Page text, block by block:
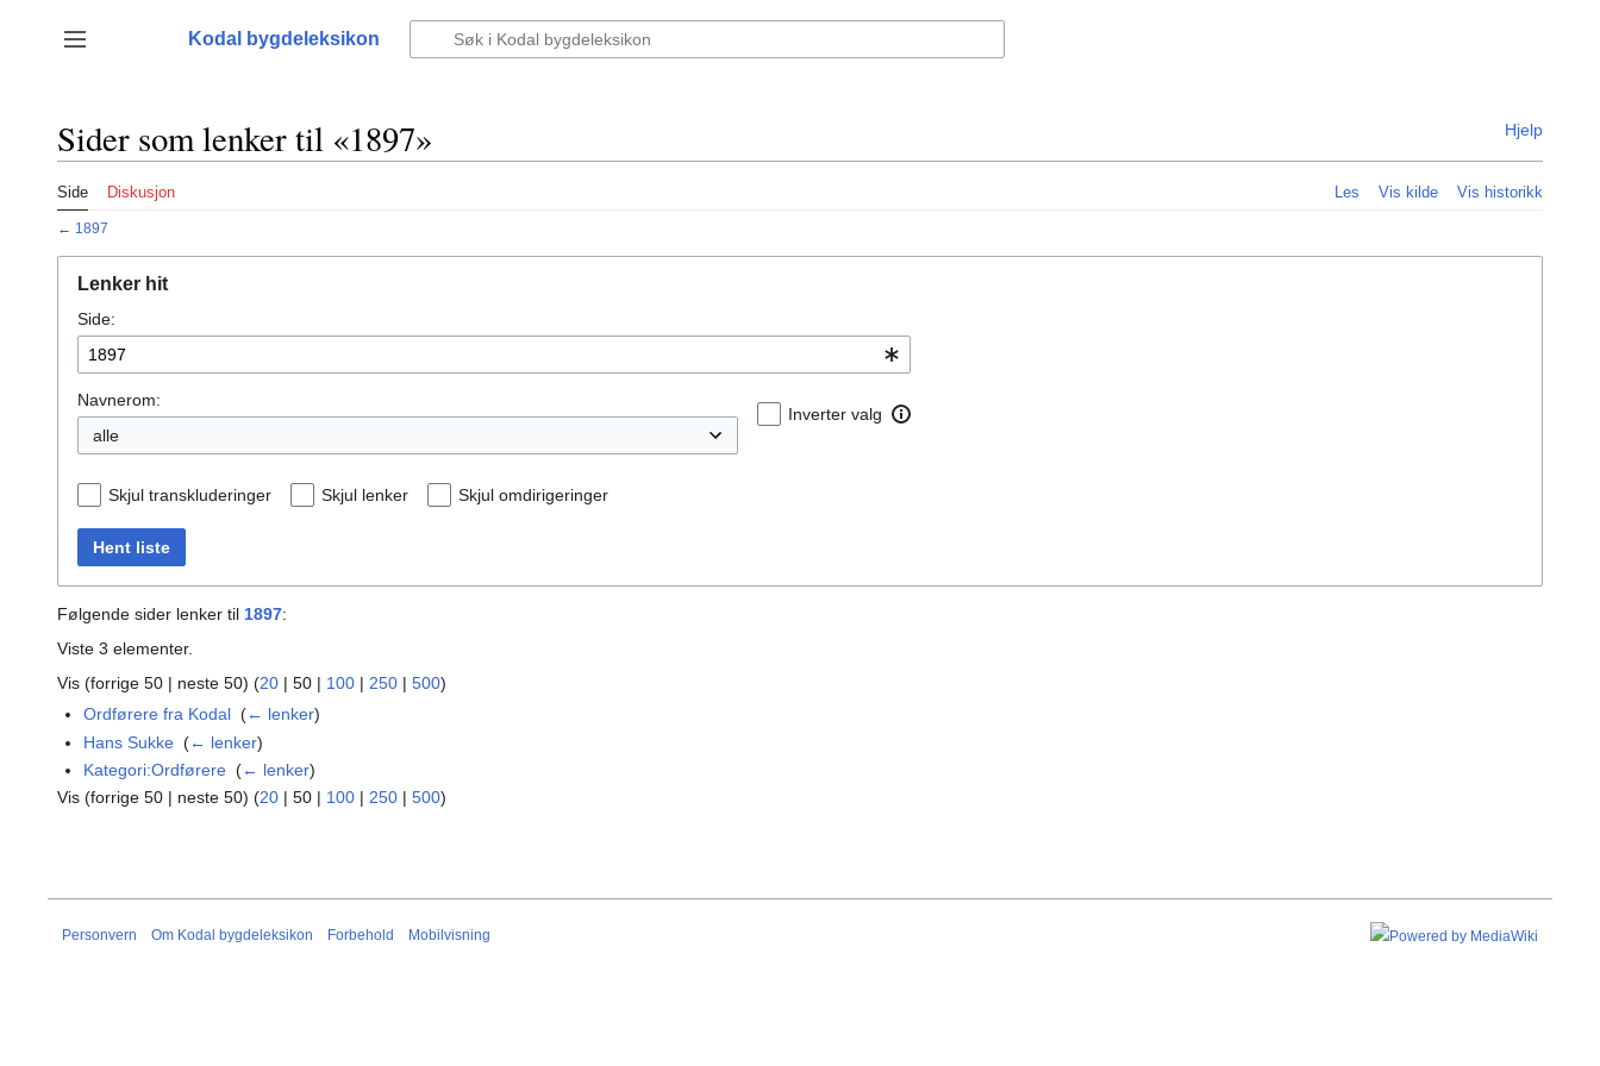
innhold
Vis/skjul sidefelt
Kodal bygdeleksikon
Hjelp
Sider som lenker til «1897»
Side Diskusjon Les Vis kilde Vis historikk
← 1897
Lenker hit
Side:
Navnerom:
Inverter valg
Skjul transkluderinger Skjul lenker Skjul omdirigeringer
Hent liste
Følgende sider lenker til 1897:
Viste 3 elementer.
Vis (forrige 50 | neste 50) (20 | 50 | 100 | 250 | 500)
Ordførere fra Kodal ‎(← lenker)
Hans Sukke ‎(← lenker)
Kategori:Ordførere ‎(← lenker)
Vis (forrige 50 | neste 50) (20 | 50 | 100 | 250 | 500)
Personvern Om Kodal bygdeleksikon Forbehold Mobilvisning